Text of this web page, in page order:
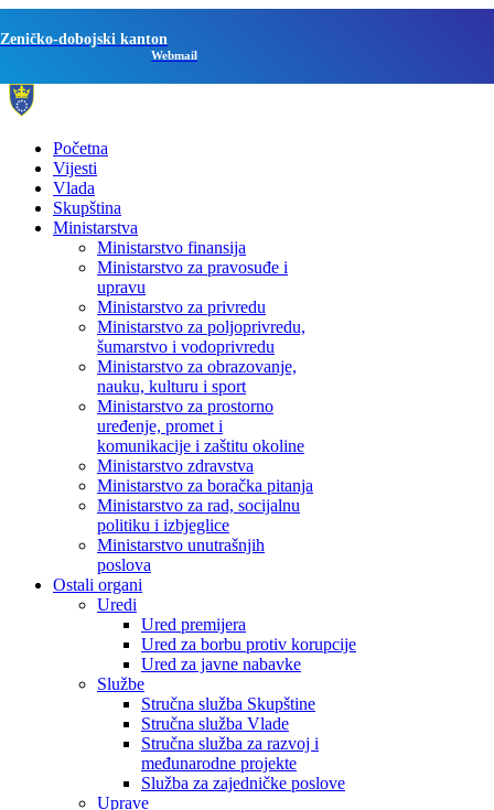
Zeničko-dobojski kanton
Webmail
Početna
Vijesti
Vlada
Skupština
Ministarstva
Ministarstvo finansija
Ministarstvo za pravosuđe i
upravu
Ministarstvo za privredu
Ministarstvo za poljoprivredu,
šumarstvo i vodoprivredu
Ministarstvo za obrazovanje,
nauku, kulturu i sport
Ministarstvo za prostorno
uređenje, promet i
komunikacije i zaštitu okoline
Ministarstvo zdravstva
Ministarstvo za boračka pitanja
Ministarstvo za rad, socijalnu
politiku i izbjeglice
Ministarstvo unutrašnjih
poslova
Ostali organi
Uredi
Ured premijera
Ured za borbu protiv korupcije
Ured za javne nabavke
Službe
Stručna služba Skupštine
Stručna služba Vlade
Stručna služba za razvoj i
međunarodne projekte
Služba za zajedničke poslove
Uprave